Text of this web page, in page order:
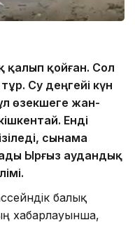
қалып қойған. Сол
Су деңгейі күн
өзекшеге жан-
Енді
сынама
Ырғыз аудандық
балық
хабарлауынша,